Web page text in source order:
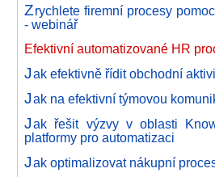
Zrychlete firemní procesy
- webinář
Efektivní automatizované HR
Jak efektivně řídit obchodní
Jak na efektivní týmovou
Jak řešit výzvy v oblasti
platformy pro automatizaci
Jak optimalizovat nákupní